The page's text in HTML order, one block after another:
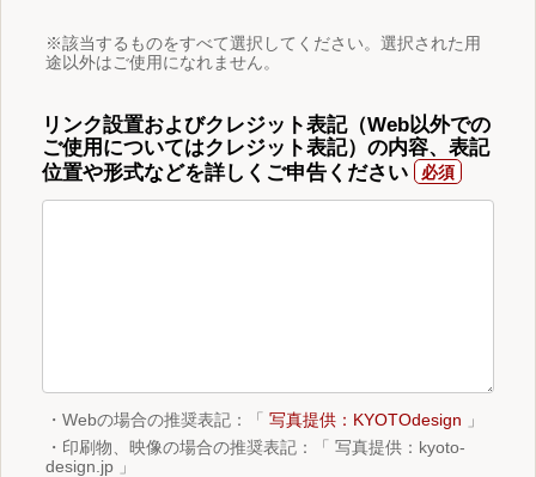
※該当するものをすべて選択してください。選択された用
途以外はご使用になれません。
リンク設置およびクレジット表記（Web以外での
ご使用についてはクレジット表記）の内容、表記
位置や形式などを詳しくご申告ください
・Webの場合の推奨表記：「 写真提供：KYOTOdesign 」
・印刷物、映像の場合の推奨表記：「 写真提供：kyoto-
design.jp 」